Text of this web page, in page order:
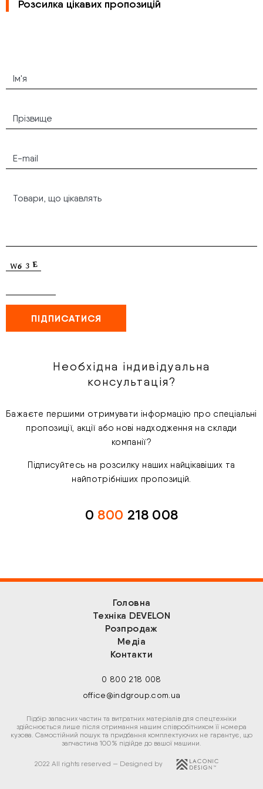
Розсилка цікавих пропозицій
Необхідна індивідуальна
консультація?
Бажаєте першими отримувати інформацію про спеціальні
пропозиції, акції або нові надходження на склади
компанії?
Підписуйтесь на розсилку наших найцікавіших та
найпотрібніших пропозицій.
0 800 218 008
Головна
Техніка DEVELON
Розпродаж
Медіа
Контакти
0 800 218 008
office@indgroup.com.ua
Підбір запасних частин та витратних матеріалів для спецтехніки
здійснюється лише після отримання нашим співробітником її номера
кузова. Самостійний пошук та придбання комплектуючих не гарантує, що
запчастина 100% підійде до вашої машини.
2022 All rights reserved — Designed by